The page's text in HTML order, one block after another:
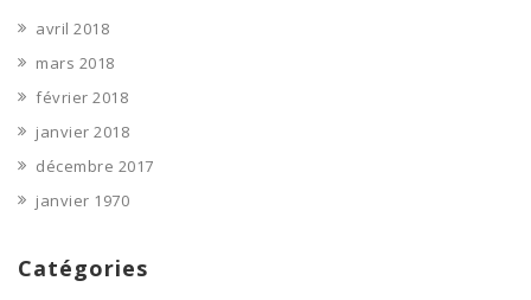
avril 2018
mars 2018
février 2018
janvier 2018
décembre 2017
janvier 1970
Catégories